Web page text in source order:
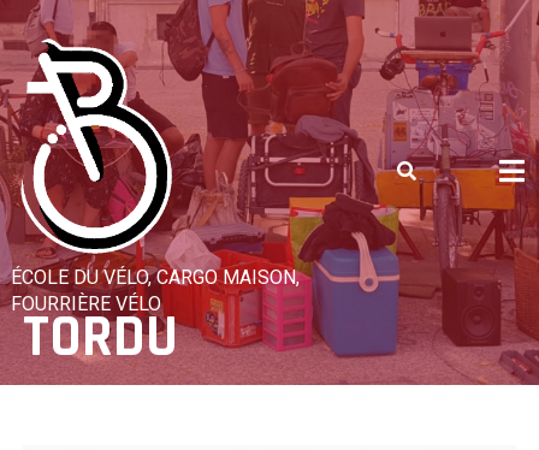
Skip
to
content
ÉCOLE DU VÉLO, CARGO MAISON,
FOURRIÈRE VÉLO
TORDU